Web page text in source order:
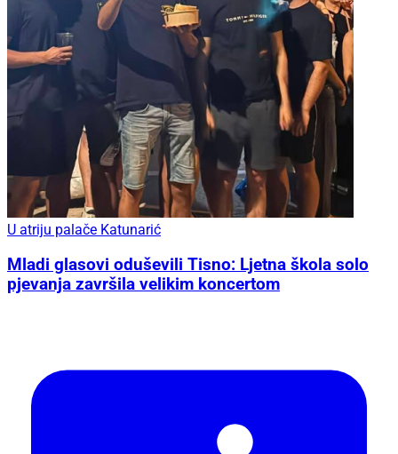
U atriju palače Katunarić
Mladi glasovi oduševili Tisno: Ljetna škola solo
pjevanja završila velikim koncertom